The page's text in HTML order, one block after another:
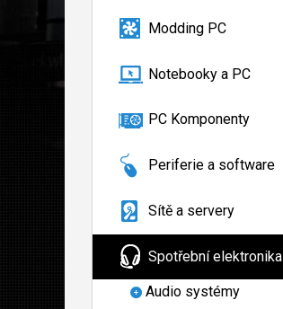
Modding PC
Notebooky a PC
PC Komponenty
Periferie a software
Sítě a servery
Spotřební elektronika
Audio systémy